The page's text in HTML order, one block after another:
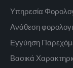
Υπηρεσία
Ανάθεση
Εγγύηση
Βασικά